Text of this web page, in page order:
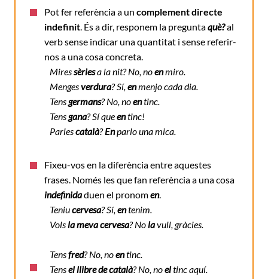
Pot fer referència a un complement directe
indefinit. És a dir, responem la preguntaquè?al
verb sense indicar una quantitat i sense referir-
nos a una cosa concreta.
Miressèriesa la nit? No, noenmiro.
Mengesverdura? Sí,enmenjo cada dia.
Tensgermans? No, noentinc.
Tensgana? Sí queentinc!
Parlescatalà?Enparlo una mica.
Fixeu-vos en la diferència entre aquestes
frases. Només les que fan referència a una cosa
indefinidaduen el pronomen.
Teniucervesa? Sí,entenim.
Volsla meva cervesa? Nolavull, gràcies.
Tensfred? No, noentinc.
Tensel llibre de català? No, noeltinc aquí.